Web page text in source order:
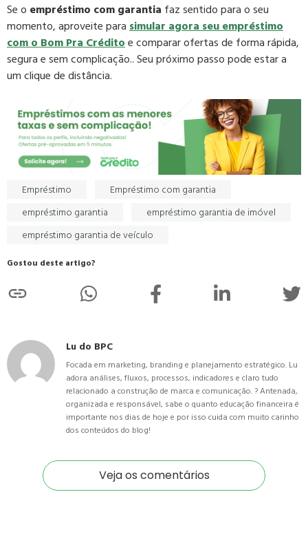
Se o empréstimo com garantia faz sentido para o seu
momento, aproveite parasimular agora seu empréstimo
com o Bom Pra Créditoe comparar ofertas de forma rápida,
segura e sem complicação.. Seu próximo passo pode estar a
um clique de distância.
Gostou deste artigo?
Empréstimo
Empréstimo com garantia
empréstimo garantia
empréstimo garantia de imóvel
empréstimo garantia de veículo
Lu do BPC
Focada em marketing, branding e planejamento estratégico. Lu
adora análises, fluxos, processos, indicadores e claro tudo
relacionado a construção de marca e comunicação. ? Antenada,
organizada e responsável, sabe o quanto educação financeira é
importante nos dias de hoje e por isso cuida com muito carinho
dos conteúdos do blog!
Veja os comentários